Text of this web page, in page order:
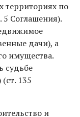
территориях по
5 Соглашения).
дачи), а
имущества.
судьбе
135
и